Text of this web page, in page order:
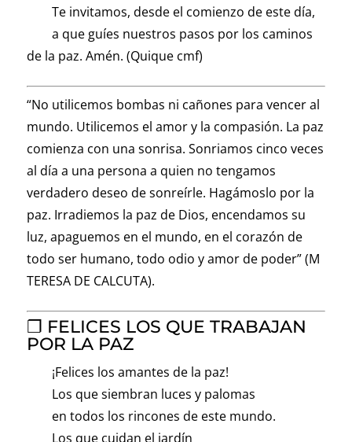
Te invitamos, desde el comienzo de este día,
a que guíes nuestros pasos por los caminos
de la paz. Amén. (Quique cmf)
“No utilicemos bombas ni cañones para vencer al
mundo. Utilicemos el amor y la compasión. La paz
comienza con una sonrisa. Sonriamos cinco veces
al día a una persona a quien no tengamos
verdadero deseo de sonreírle. Hagámoslo por la
paz. Irradiemos la paz de Dios, encendamos su
luz, apaguemos en el mundo, en el corazón de
todo ser humano, todo odio y amor de poder” (M
TERESA DE CALCUTA).
❐ FELICES LOS QUE TRABAJAN
POR LA PAZ
¡Felices los amantes de la paz!
Los que siembran luces y palomas
en todos los rincones de este mundo.
Los que cuidan el jardín